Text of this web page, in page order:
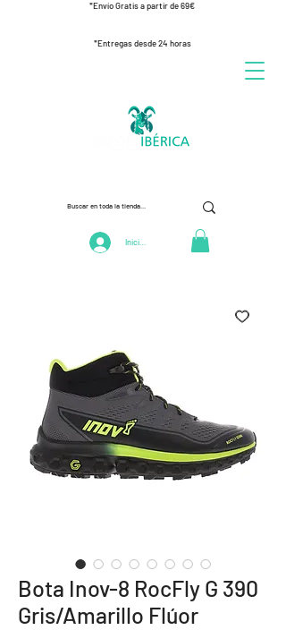
*Envío Gratis a partir de 69€
*Entregas desde 24 horas
Iniciar Sesión
Bota Inov-8 RocFly G 390
Gris/Amarillo Flúor